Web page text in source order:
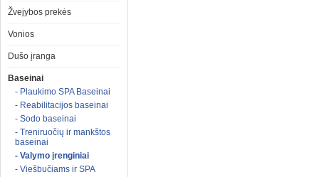
Žvejybos prekės
Vonios
Dušo įranga
Baseinai
- Plaukimo SPA Baseinai
- Reabilitacijos baseinai
- Sodo baseinai
- Treniruočių ir mankštos
baseinai
- Valymo įrenginiai
- Viešbučiams ir SPA